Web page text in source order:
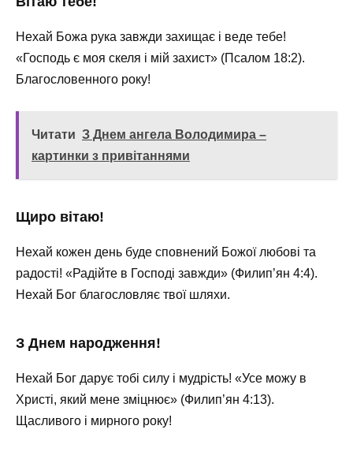
Нехай Божа рука завжди захищає і веде тебе!
«Господь є моя скеля і мій захист» (Псалом 18:2).
Благословенного року! ️
Читати З Днем ангела Володимира –
картинки з привітаннями
Щиро вітаю!
Нехай кожен день буде сповнений Божої любові та
радості! «Радійте в Господі завжди» (Филип’ян 4:4).
Нехай Бог благословляє твої шляхи.
З Днем народження!
Нехай Бог дарує тобі силу і мудрість! «Усе можу в
Христі, який мене зміцнює» (Филип’ян 4:13).
Щасливого і мирного року!